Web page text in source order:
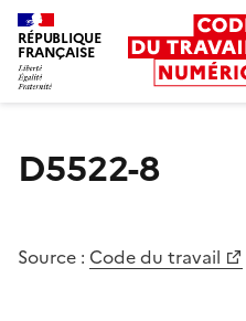
RÉPUBLIQUE
FRANÇAISE
D5522-8
Source : Code du travail